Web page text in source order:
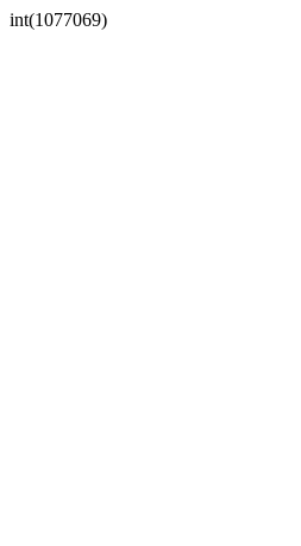
int(1077069)